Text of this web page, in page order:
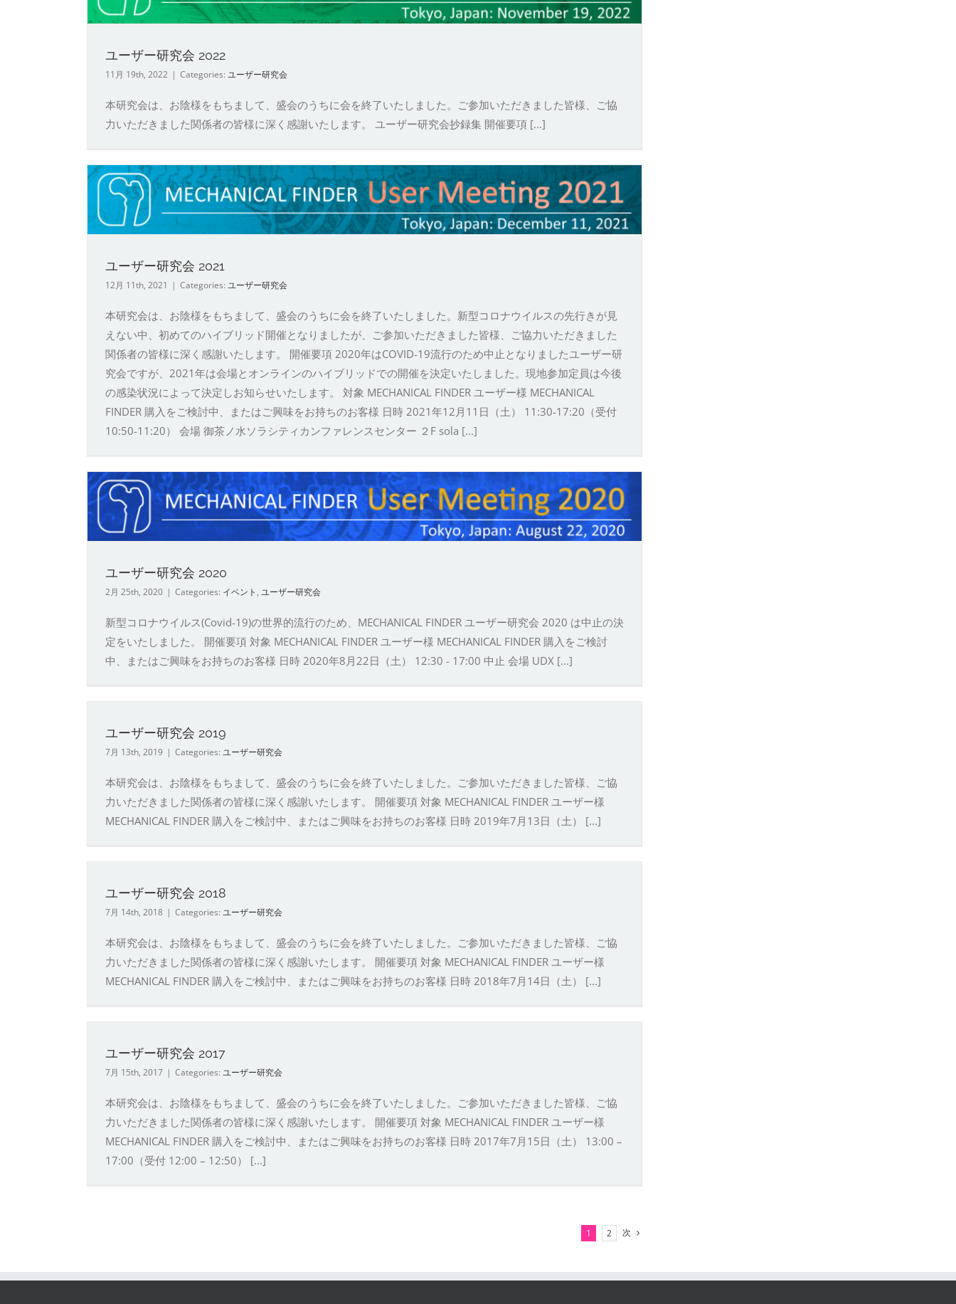
ユーザー研究会 2022
11月 19th, 2022 | Categories: ユーザー研究会
本研究会は、お陰様をもちまして、盛会のうちに会を終了いたしました。ご参加いただきました皆様、ご協
力いただきました関係者の皆様に深く感謝いたします。 ユーザー研究会抄録集 開催要項 [...]
ユーザー研究会 2021
12月 11th, 2021 | Categories: ユーザー研究会
本研究会は、お陰様をもちまして、盛会のうちに会を終了いたしました。新型コロナウイルスの先行きが見
えない中、初めてのハイブリッド開催となりましたが、ご参加いただきました皆様、ご協力いただきました
関係者の皆様に深く感謝いたします。 開催要項 2020年はCOVID-19流行のため中止となりましたユーザー研
究会ですが、2021年は会場とオンラインのハイブリッドでの開催を決定いたしました。現地参加定員は今後
の感染状況によって決定しお知らせいたします。 対象 MECHANICAL FINDER ユーザー様 MECHANICAL
FINDER 購入をご検討中、またはご興味をお持ちのお客様 日時 2021年12月11日（土） 11:30-17:20（受付
10:50-11:20） 会場 御茶ノ水ソラシティカンファレンスセンター ２F sola [...]
ユーザー研究会 2020
2月 25th, 2020 | Categories: イベント , ユーザー研究会
新型コロナウイルス(Covid-19)の世界的流行のため、MECHANICAL FINDER ユーザー研究会 2020 は中止の決
定をいたしました。 開催要項 対象 MECHANICAL FINDER ユーザー様 MECHANICAL FINDER 購入をご検討
中、またはご興味をお持ちのお客様 日時 2020年8月22日（土） 12:30 - 17:00 中止 会場 UDX [...]
ユーザー研究会 2019
7月 13th, 2019 | Categories: ユーザー研究会
本研究会は、お陰様をもちまして、盛会のうちに会を終了いたしました。ご参加いただきました皆様、ご協
力いただきました関係者の皆様に深く感謝いたします。 開催要項 対象 MECHANICAL FINDER ユーザー様
MECHANICAL FINDER 購入をご検討中、またはご興味をお持ちのお客様 日時 2019年7月13日（土） [...]
ユーザー研究会 2018
7月 14th, 2018 | Categories: ユーザー研究会
本研究会は、お陰様をもちまして、盛会のうちに会を終了いたしました。ご参加いただきました皆様、ご協
力いただきました関係者の皆様に深く感謝いたします。 開催要項 対象 MECHANICAL FINDER ユーザー様
MECHANICAL FINDER 購入をご検討中、またはご興味をお持ちのお客様 日時 2018年7月14日（土） [...]
ユーザー研究会 2017
7月 15th, 2017 | Categories: ユーザー研究会
本研究会は、お陰様をもちまして、盛会のうちに会を終了いたしました。ご参加いただきました皆様、ご協
力いただきました関係者の皆様に深く感謝いたします。 開催要項 対象 MECHANICAL FINDER ユーザー様
MECHANICAL FINDER 購入をご検討中、またはご興味をお持ちのお客様 日時 2017年7月15日（土） 13:00 –
17:00（受付 12:00 – 12:50） [...]
1 2 次